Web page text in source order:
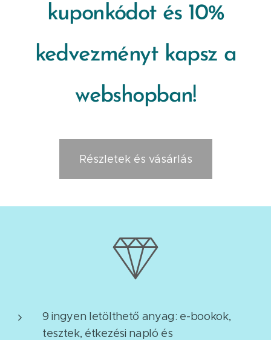
kuponkódot és 10%
kedvezményt kapsz a
webshopban!
Részletek és vásárlás
9 ingyen letölthető anyag: e-bookok,
tesztek, étkezési napló és